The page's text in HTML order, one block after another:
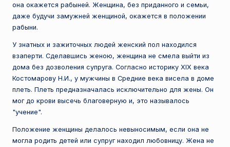
она окажется рабыней. Женщина, без приданного и семьи,
даже будучи замужней женщиной, окажется в положении
рабыни.
У знатных и зажиточных людей женский пол находился
взаперти. Сделавшись женою, женщина не смела выйти из
дома без дозволения супруга. Согласно историку XIX века
Костомарову Н.И., у мужчины в Средние века висела в доме
плеть. Плеть предназначалась исключительно для жены. Он
мог до крови высечь благоверную и, это называлось
"учение".
Положение женщины делалось невыносимым, если она не
могла родить детей или супруг находил любовницу. Жена не